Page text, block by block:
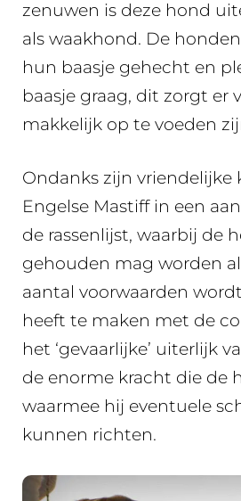
zenuwen is deze hond
als waakhond. De
hun baasje gehecht en
baasje graag, dit zorgt er
makkelijk op te voeden
Ondanks zijn vriendelijke
Engelse Mastiff in een
de rassenlijst, waarbij de
gehouden mag worden
aantal voorwaarden
heeft te maken met de
het ‘gevaarlijke’ uiterlijk
de enorme kracht die de
waarmee hij eventuele
kunnen richten.